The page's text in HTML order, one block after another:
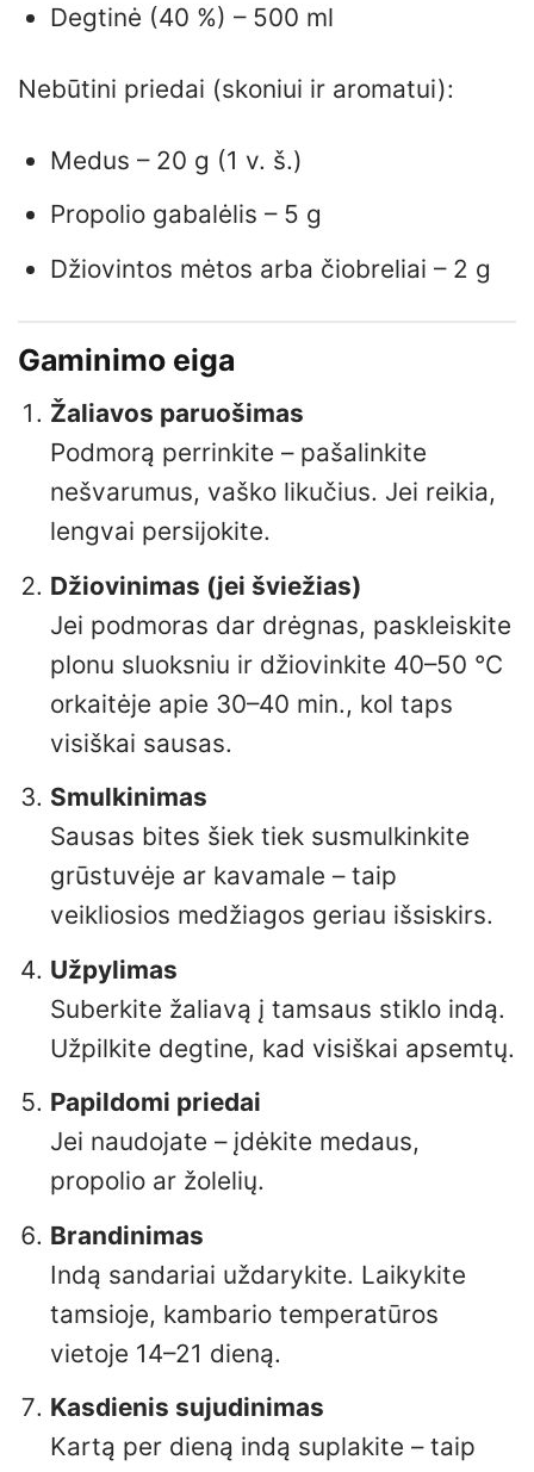
Degtinė (40 %) – 500 ml
Nebūtini priedai (skoniui ir aromatui):
Medus – 20 g (1 v. š.)
Propolio gabalėlis – 5 g
Džiovintos mėtos arba čiobreliai – 2 g
Gaminimo eiga
Žaliavos paruošimas
Podmorą perrinkite – pašalinkite
nešvarumus, vaško likučius. Jei reikia,
lengvai persijokite.
Džiovinimas (jei šviežias)
Jei podmoras dar drėgnas, paskleiskite
plonu sluoksniu ir džiovinkite 40–50 °C
orkaitėje apie 30–40 min., kol taps
visiškai sausas.
Smulkinimas
Sausas bites šiek tiek susmulkinkite
grūstuvėje ar kavamale – taip
veikliosios medžiagos geriau išsiskirs.
Užpylimas
Suberkite žaliavą į tamsaus stiklo indą.
Užpilkite degtine, kad visiškai apsemtų.
Papildomi priedai
Jei naudojate – įdėkite medaus,
propolio ar žolelių.
Brandinimas
Indą sandariai uždarykite. Laikykite
tamsioje, kambario temperatūros
vietoje 14–21 dieną.
Kasdienis sujudinimas
Kartą per dieną indą suplakite – taip